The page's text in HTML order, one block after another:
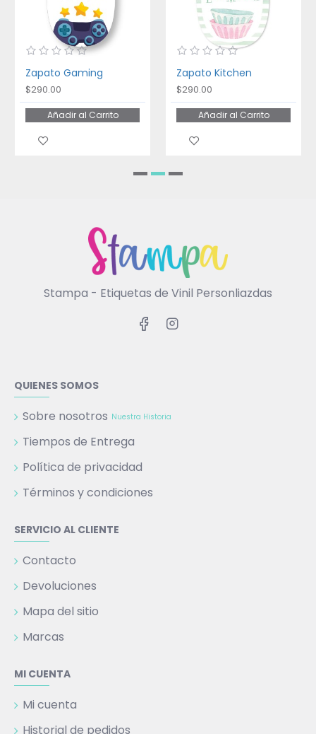
Zapato Gaming
$290.00
Añadir al Carrito
Zapato Kitchen
$290.00
Añadir al Carrito
Stampa - Etiquetas de Vinil Personliazdas
QUIENES SOMOS
Sobre nosotros Nuestra Historia
Tiempos de Entrega
Política de privacidad
Términos y condiciones
SERVICIO AL CLIENTE
Contacto
Devoluciones
Mapa del sitio
Marcas
MI CUENTA
Mi cuenta
Historial de pedidos